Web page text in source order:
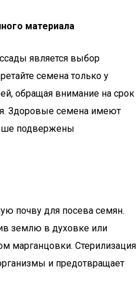
материала
является выбор
семена только у
обращая внимание на срок
Здоровые семена имеют
подвержены
почву для посева семян.
землю в духовке или
марганцовки. Стерилизация
и предотвращает